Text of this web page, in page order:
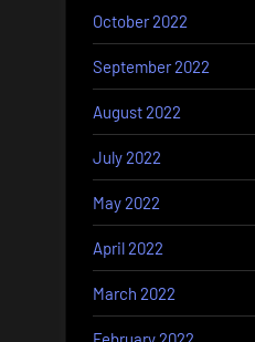
October 2022
September 2022
August 2022
July 2022
May 2022
April 2022
March 2022